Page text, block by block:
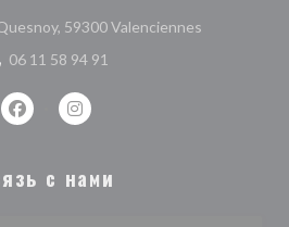
59300 Valenciennes
06 11 58 94 91
Facebook ((открывается в новом
Instagram ((открывается в
с нами